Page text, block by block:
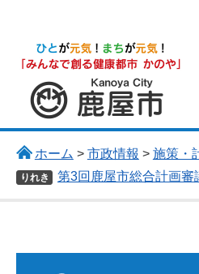
鹿屋市
ホーム > 市政情報 > 施策・
りれき 第3回鹿屋市総合計画審